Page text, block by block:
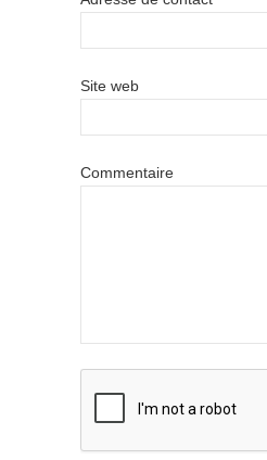
Site web
Commentaire